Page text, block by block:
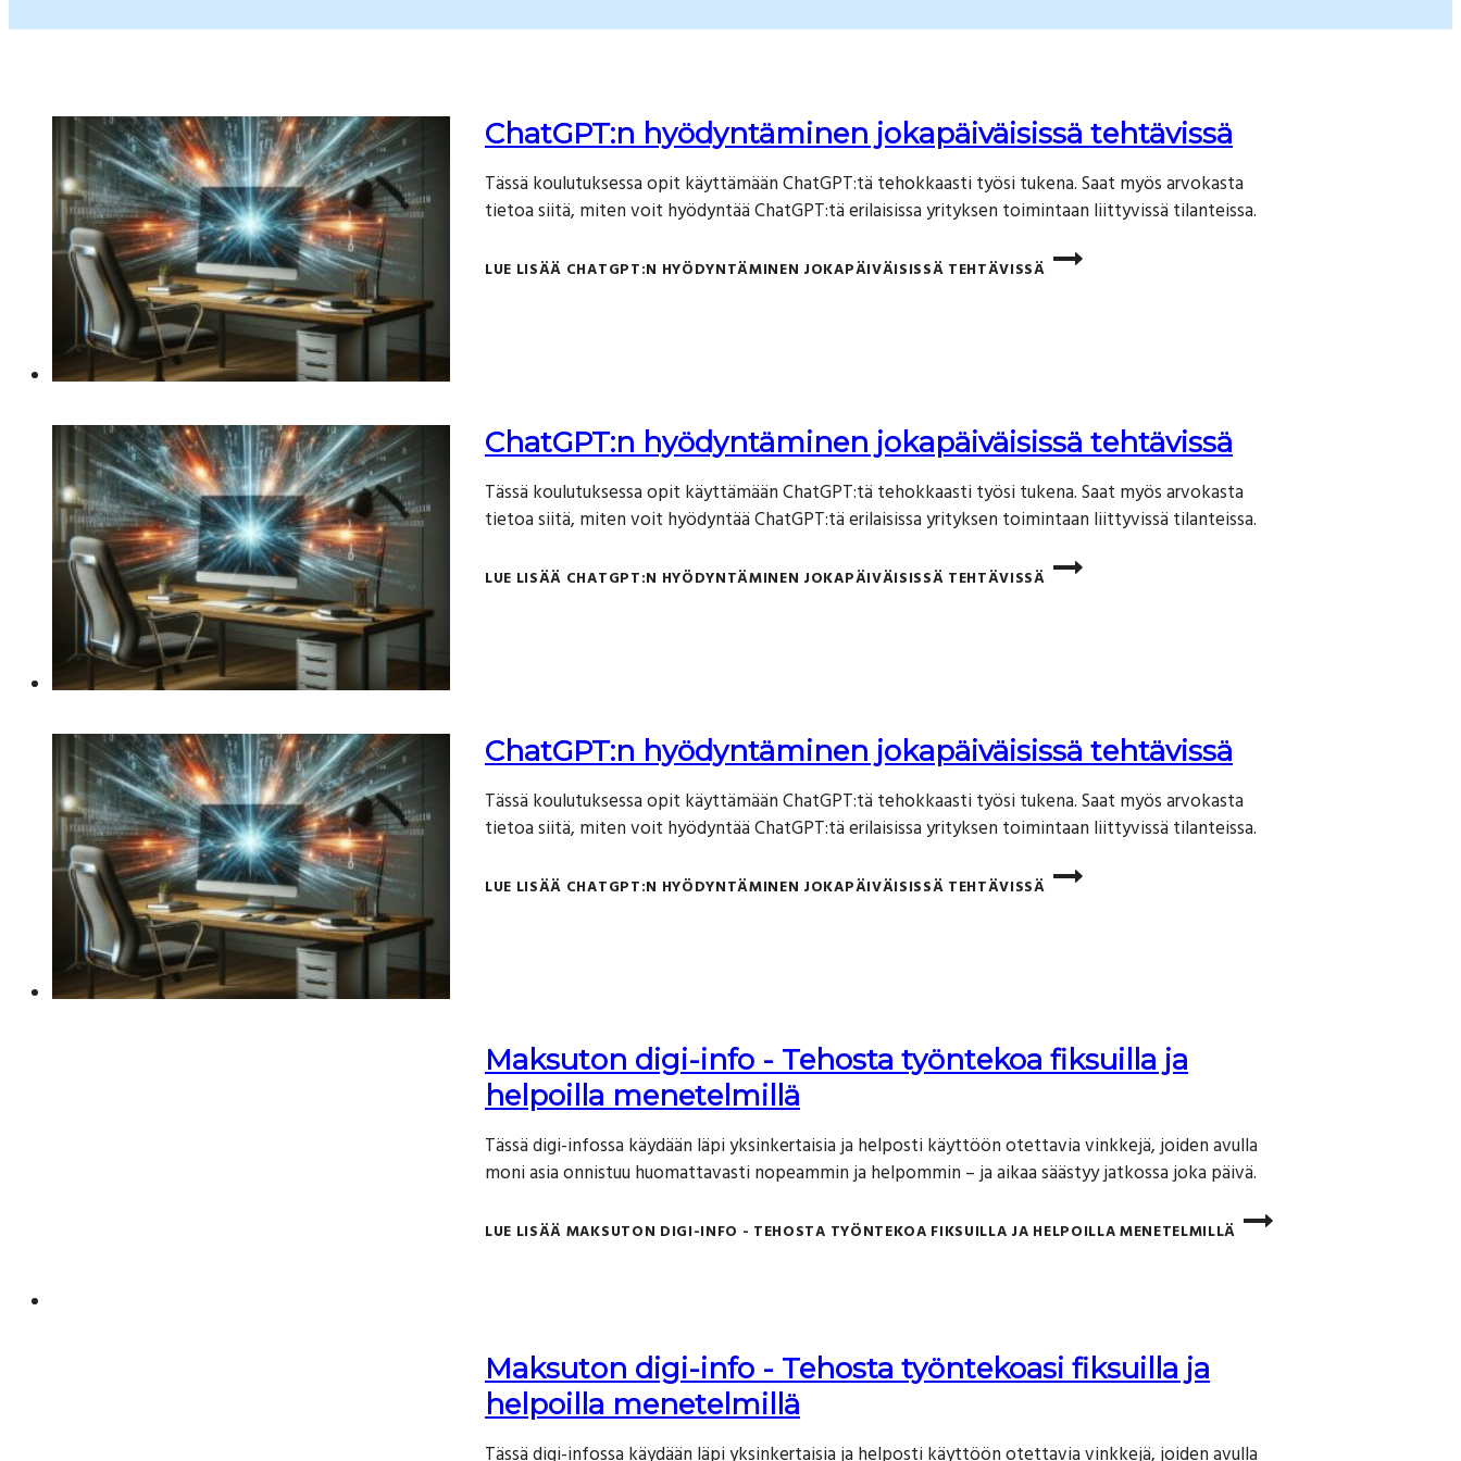
ChatGPT:n hyödyntäminen jokapäiväisissä tehtävissä
Tässä koulutuksessa opit käyttämään ChatGPT:tä tehokkaasti työsi tukena. Saat myös arvokasta
tietoa siitä, miten voit hyödyntää ChatGPT:tä erilaisissa yrityksen toimintaan liittyvissä tilanteissa.
LUE LISÄÄ CHATGPT:N HYÖDYNTÄMINEN JOKAPÄIVÄISISSÄ TEHTÄVISSÄ
ChatGPT:n hyödyntäminen jokapäiväisissä tehtävissä
Tässä koulutuksessa opit käyttämään ChatGPT:tä tehokkaasti työsi tukena. Saat myös arvokasta
tietoa siitä, miten voit hyödyntää ChatGPT:tä erilaisissa yrityksen toimintaan liittyvissä tilanteissa.
LUE LISÄÄ CHATGPT:N HYÖDYNTÄMINEN JOKAPÄIVÄISISSÄ TEHTÄVISSÄ
ChatGPT:n hyödyntäminen jokapäiväisissä tehtävissä
Tässä koulutuksessa opit käyttämään ChatGPT:tä tehokkaasti työsi tukena. Saat myös arvokasta
tietoa siitä, miten voit hyödyntää ChatGPT:tä erilaisissa yrityksen toimintaan liittyvissä tilanteissa.
LUE LISÄÄ CHATGPT:N HYÖDYNTÄMINEN JOKAPÄIVÄISISSÄ TEHTÄVISSÄ
Maksuton digi-info - Tehosta työntekoa fiksuilla ja
helpoilla menetelmillä
Tässä digi-infossa käydään läpi yksinkertaisia ja helposti käyttöön otettavia vinkkejä, joiden avulla
moni asia onnistuu huomattavasti nopeammin ja helpommin – ja aikaa säästyy jatkossa joka päivä.
LUE LISÄÄ MAKSUTON DIGI-INFO - TEHOSTA TYÖNTEKOA FIKSUILLA JA HELPOILLA MENETELMILLÄ
Maksuton digi-info - Tehosta työntekoasi fiksuilla ja
helpoilla menetelmillä
Tässä digi-infossa käydään läpi yksinkertaisia ja helposti käyttöön otettavia vinkkejä, joiden avulla